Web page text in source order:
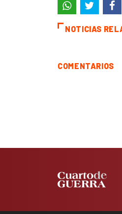
NOTICIAS
COMENTARIOS